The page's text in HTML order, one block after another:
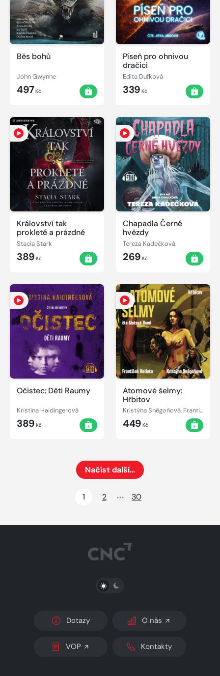
Běs bohů
John Gwynne
497Kč
Píseň pro ohnivou
dračici
Edita Dufková
339 Kč
Království tak
prokleté a prázdné
Stacia Stark
389 Kč
Chapadla Černé
hvězdy
Tereza Kadečková
269 Kč
Očistec: Děti Raumy
Kristina Haidingerová
389 Kč
Atomové šelmy:
Hřbitov
Kristýna Sněgoňová, František Kotleta
449 Kč
Načíst další…
1
2 30
PŘEPNOUT SVĚTLÝ/TMAVÝ REŽIM
Dotazy O nás
VOP Kontakty